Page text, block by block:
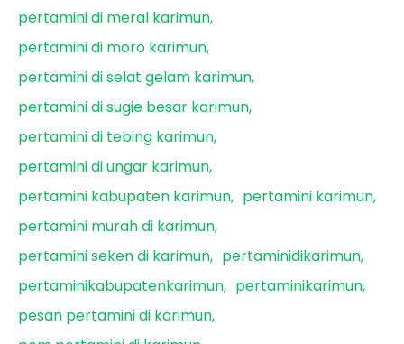
pertamini di meral karimun
pertamini di moro karimun
pertamini di selat gelam karimun
pertamini di sugie besar karimun
pertamini di tebing karimun
pertamini di ungar karimun
pertamini kabupaten karimun
pertamini karimun
pertamini murah di karimun
pertamini seken di karimun
pertaminidikarimun
pertaminikabupatenkarimun
pertaminikarimun
pesan pertamini di karimun